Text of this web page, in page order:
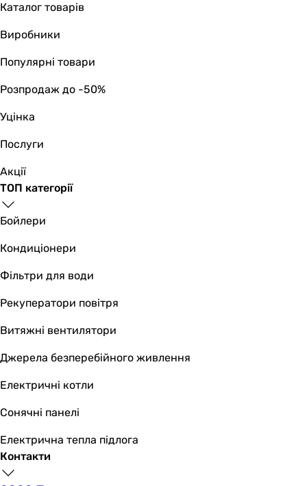
Каталог товарів
Виробники
Популярні товари
Розпродаж до -50%
Уцінка
Послуги
Акції
ТОП категорії
Бойлери
Кондиціонери
Фільтри для води
Рекуператори повітря
Витяжні вентилятори
Джерела безперебійного живлення
Електричні котли
Сонячні панелі
Електрична тепла підлога
Контакти